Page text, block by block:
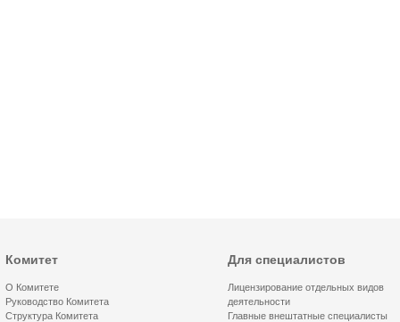
Комитет
О Комитете
Руководство Комитета
Структура Комитета
Для специалистов
Лицензирование отдельных видов
деятельности
Главные внештатные специалисты